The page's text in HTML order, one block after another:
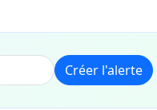
Créer l'alerte